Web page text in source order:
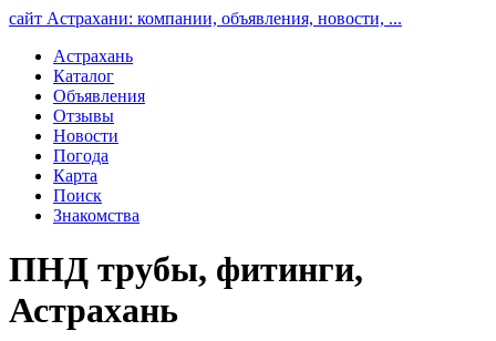
сайт Астрахани: компании, объявления, новости, ...
Астрахань
Каталог
Объявления
Отзывы
Новости
Погода
Карта
Поиск
Знакомства
ПНД трубы, фитинги,
Астрахань